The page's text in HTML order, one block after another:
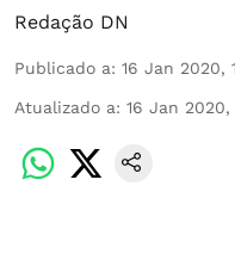
Redação DN
Publicado a: 16 Jan 2020,
Atualizado a: 16 Jan 2020,